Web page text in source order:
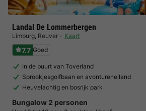
Landal De Lommerbergen
Limburg, Reuver Kaart
7.7 Goed
In de buurt van Toverland
Sprookjesgolfbaan en avontureneiland
Heuvelachtig en bosrijk park
Bungalow 2 personen